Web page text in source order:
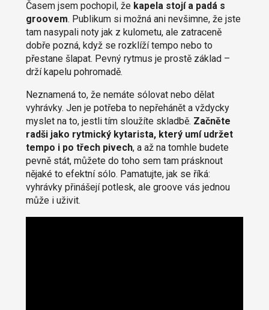
Časem jsem pochopil, že kapela stojí a padá s
groovem. Publikum si možná ani nevšimne, že jste
tam nasypali noty jak z kulometu, ale zatraceně
dobře pozná, když se rozklíží tempo nebo to
přestane šlapat. Pevný rytmus je prostě základ –
drží kapelu pohromadě.
Neznamená to, že nemáte sólovat nebo dělat
vyhrávky. Jen je potřeba to nepřehánět a vždycky
myslet na to, jestli tím sloužíte skladbě. Začněte
radši jako rytmický kytarista, který umí udržet
tempo i po třech pivech, a až na tomhle budete
pevně stát, můžete do toho sem tam prásknout
nějaké to efektní sólo. Pamatujte, jak se říká:
vyhrávky přinášejí potlesk, ale groove vás jednou
může i uživit.